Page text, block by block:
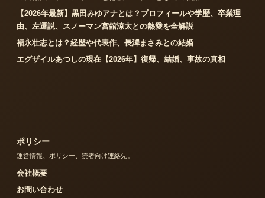
【2026年最新】黒田みゆアナとは？プロフィールや学歴、卒業理
由、左遷説、スノーマン宮舘涼太との熱愛を全解説
福永壮志とは？経歴や代表作、長澤まさみとの結婚
エグザイルあつしの現在【2026年】復帰、結婚、事故の真相
ポリシー
運営情報、ポリシー、読者向け連絡先。
会社概要
お問い合わせ